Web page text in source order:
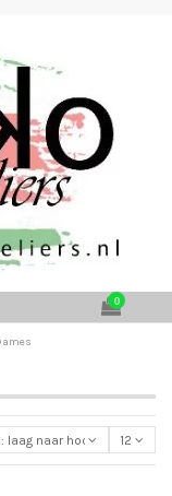
0
laag naar hoog 12